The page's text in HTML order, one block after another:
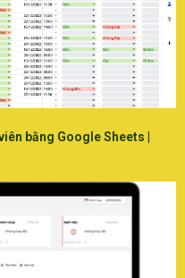
bằng Google Sheets |